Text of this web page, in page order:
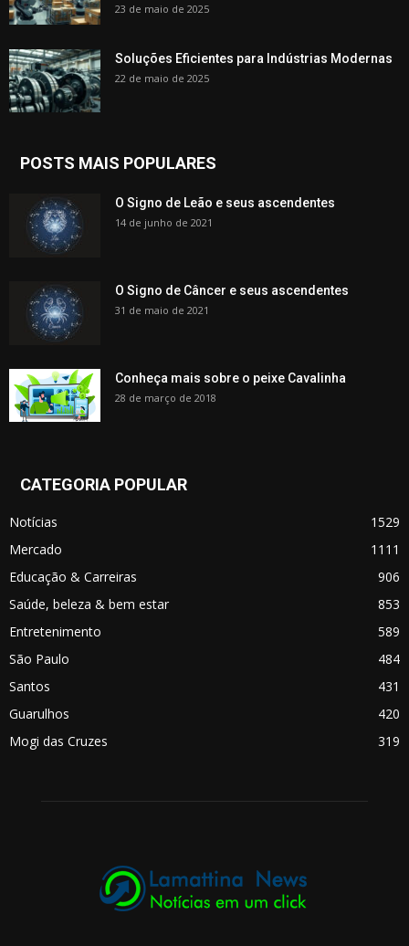
23 de maio de 2025
Soluções Eficientes para Indústrias Modernas
22 de maio de 2025
POSTS MAIS POPULARES
O Signo de Leão e seus ascendentes
14 de junho de 2021
O Signo de Câncer e seus ascendentes
31 de maio de 2021
Conheça mais sobre o peixe Cavalinha
28 de março de 2018
CATEGORIA POPULAR
Notícias
1529
Mercado
1111
Educação & Carreiras
906
Saúde, beleza & bem estar
853
Entretenimento
589
São Paulo
484
Santos
431
Guarulhos
420
Mogi das Cruzes
319